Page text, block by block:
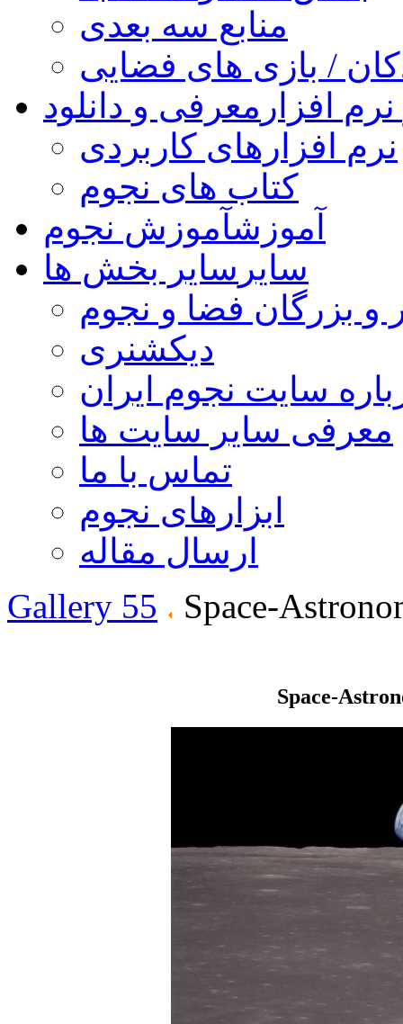
منابع سه بعدی
/ بازی های فضایی
افزار معرفی و دانلود
نرم افزارهای کاربردی
کتاب های نجوم
آموزشآموزش نجوم
سایر سایر بخش ها
و بزرگان فضا و نجوم
دیکشنری
سایت نجوم ایران
معرفی سایر سایت ها
تماس با ما
ابزارهای نجوم
ارسال مقاله
Gallery 55
Space-
Space-